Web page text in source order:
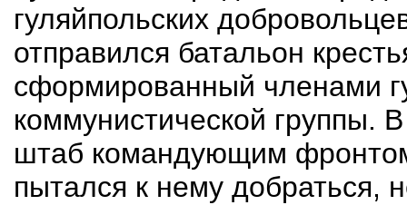
гуляйпольских
отправился батальон
сформированный членами
коммунистической группы.
штаб командующим
пытался к нему добраться,